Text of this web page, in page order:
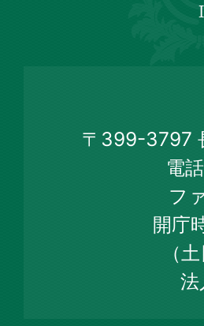
Town
Official
Web
Site
〒399-3797
電
フ
開庁
（